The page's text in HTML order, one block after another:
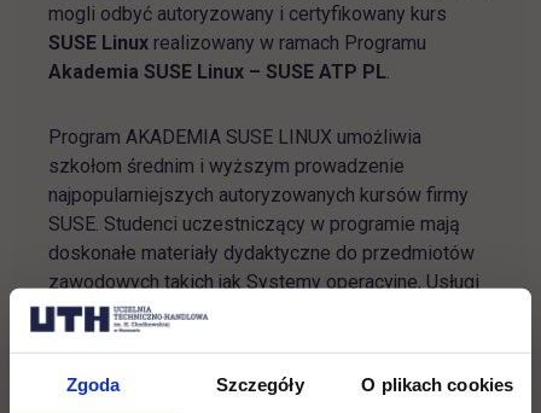
Zgoda Szczegóły O plikach cookies
mogli odbyć autoryzowany i certyfikowany kurs
SUSE Linux realizowany w ramach Programu
Akademia SUSE Linux – SUSE ATP PL
Program AKADEMIA SUSE LINUX umożliwia
szkołom średnim i wyższym prowadzenie
najpopularniejszych autoryzowanych kursów firmy
SUSE. Studenci uczestniczący w programie mają
doskonałe materiały dydaktyczne do przedmiotów
zawodowych takich jak Systemy operacyjne, Usługi
sieciowe, Bezpieczeństwo sieciowych systemów
operacyjnych. AKADEMIA SUSE LINUX pozwala
Dyplomowanego Administratora Linuksa SCA (SUSE